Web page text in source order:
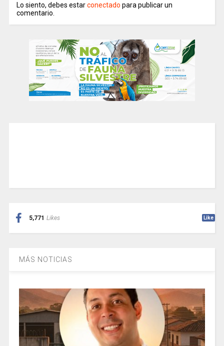
Lo siento, debes estarconectado para publicar un
comentario.
5,771 Likes Like
MÁS NOTICIAS